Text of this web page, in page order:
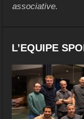
associative.
L’EQUIPE